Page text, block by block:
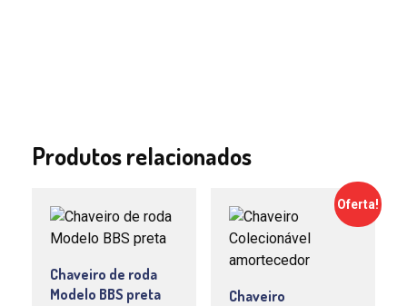
Produtos relacionados
Chaveiro de roda
Modelo BBS preta
Oferta!
Chaveiro